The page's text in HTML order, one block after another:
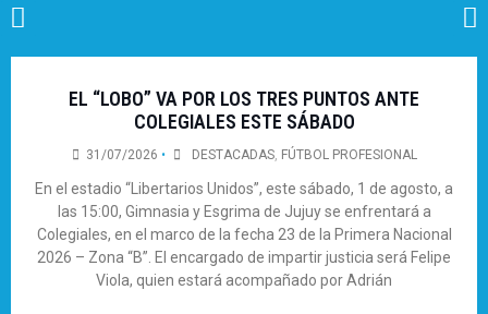
EL “LOBO” VA POR LOS TRES PUNTOS ANTE
COLEGIALES ESTE SÁBADO
31/07/2026 • DESTACADAS, FÚTBOL PROFESIONAL
En el estadio “Libertarios Unidos”, este sábado, 1 de agosto, a
las 15:00, Gimnasia y Esgrima de Jujuy se enfrentará a
Colegiales, en el marco de la fecha 23 de la Primera Nacional
2026 – Zona “B”. El encargado de impartir justicia será Felipe
Viola, quien estará acompañado por Adrián